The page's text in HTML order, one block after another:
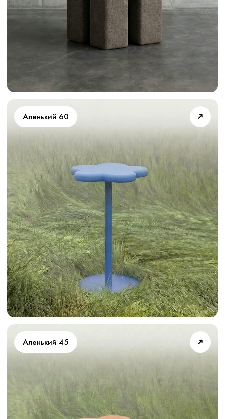
Новинка
Заказать обратный звонок
info@hegaism.ru
Архив
Студия предметного дизайна
Оплата
Эксплуатация
Доставка
Гарантия
Срок производства
Сотрудничество
Pinterest
Instagram
Договор оферты
+7 993 907 30 33